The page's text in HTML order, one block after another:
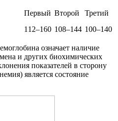
Первый Второй
Третий
112–160 108–144 100–140
означает наличие
и других биохимических
показателей в сторону
является состояние